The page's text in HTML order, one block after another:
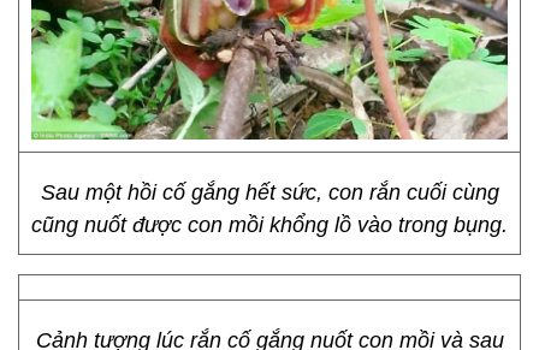
Sau một hồi cố gắng hết sức, con rắn cuối cùng
cũng nuốt được con mồi khổng lồ vào trong bụng.
Cảnh tượng lúc rắn cố gắng nuốt con mồi và sau